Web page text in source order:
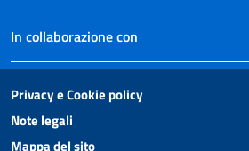
In collaborazione con
Privacy e Cookie policy
Note legali
Mappa del sito